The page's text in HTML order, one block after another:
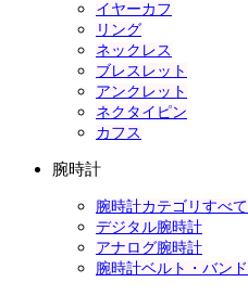
イヤーカフ
リング
ネックレス
ブレスレット
アンクレット
ネクタイピン
カフス
腕時計
腕時計カテゴリすべて
デジタル腕時計
アナログ腕時計
腕時計ベルト・バンド